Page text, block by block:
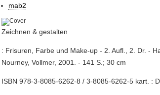
mab2
Zeichnen & gestalten
: Frisuren, Farbe und Make-up - 2. Aufl., 2. Dr. -
Nourney, Vollmer, 2001. - 141 S.; 30 cm
ISBN 978-3-8085-6262-8 / 3-8085-6262-5 kart. :